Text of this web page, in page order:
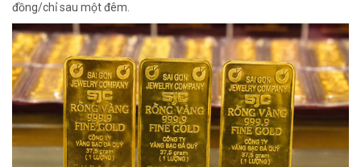
đồng/chỉ sau một đêm.